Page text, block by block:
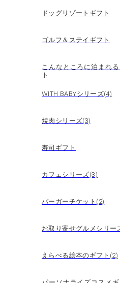
ドッグリゾートギフト
ゴルフ＆ステイギフト
こんなところに泊まれ
ト
WITH BABYシリーズ(4)
焼肉シリーズ(3)
寿司ギフト
カフェシリーズ(3)
バーガーチケット(2)
お取り寄せグルメシリー
えらべる絵本のギフト(2)